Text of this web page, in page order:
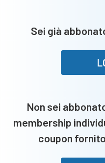
Sei già
Non sei
membership
coupon